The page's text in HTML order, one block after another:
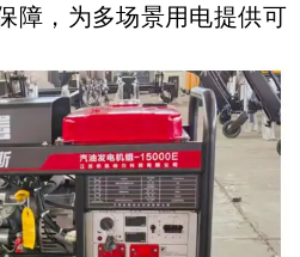
障，为多场景用电提供可